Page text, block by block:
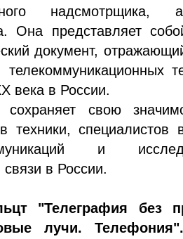
надсмотрщика,
Она представляет
документ,
телекоммуникационных
века в России.
сохраняет свою
техники, специалистов
и
связи в России.
"Телеграфия без
лучи. Телефония".